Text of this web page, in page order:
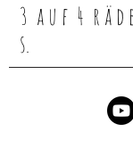
3 a u f 4 r ä d
s.